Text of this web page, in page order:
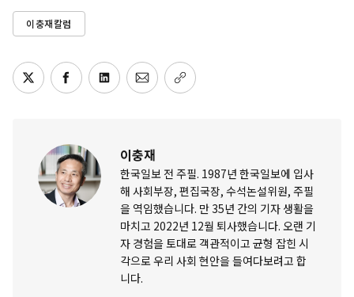
이충재칼럼
이충재
한국일보 전 주필. 1987년 한국일보에 입사
해 사회부장, 편집국장, 수석논설위원, 주필
을 역임했습니다. 만 35년 간의 기자 생활을
마치고 2022년 12월 퇴사했습니다. 오랜 기
자 경험을 토대로 객관적이고 균형 잡힌 시
각으로 우리 사회 현안을 들여다보려고 합
니다.